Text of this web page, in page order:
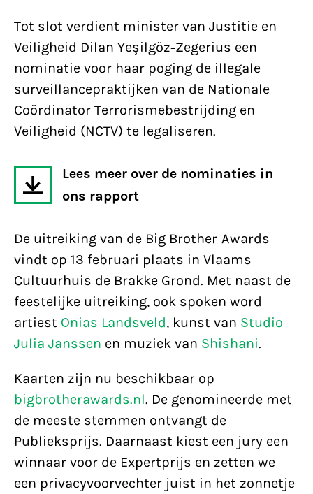
Tot slot verdient minister van Justitie en
Veiligheid Dilan Yeşilgöz-Zegerius een
nominatie voor haar poging de illegale
surveillancepraktijken van de Nationale
Coördinator Terrorismebestrijding en
Veiligheid (NCTV) te legaliseren.
Lees meer over de nominaties in
ons rapport
De uitreiking van de Big Brother Awards
vindt op 13 februari plaats in Vlaams
Cultuurhuis de Brakke Grond. Met naast de
feestelijke uitreiking, ook spoken word
artiest Onias Landsveld, kunst van Studio
Julia Janssen en muziek van Shishani.
Kaarten zijn nu beschikbaar op
bigbrotherawards.nl. De genomineerde met
de meeste stemmen ontvangt de
Publieksprijs. Daarnaast kiest een jury een
winnaar voor de Expertprijs en zetten we
een privacyvoorvechter juist in het zonnetje